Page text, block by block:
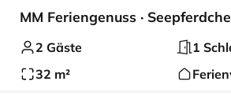
MM Feriengenuss ·
2 Gäste
1
32 m²